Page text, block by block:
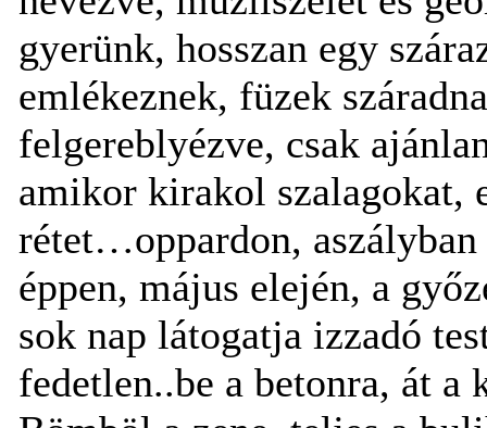
gyerünk, hosszan egy
emlékeznek, füzek
felgereblyézve, csak
amikor kirakol szalagokat,
rétet…oppardon,
éppen, május elején, a
sok nap látogatja izzadó
fedetlen..be a betonra, át a